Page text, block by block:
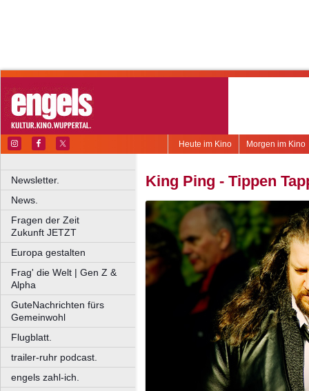
Morgen im Kino
Heute im Kino
Newsletter.
News.
Fragen der Zeit
Zukunft JETZT
Europa gestalten
Frag' die Welt | Gen Z &
Alpha
GuteNachrichten fürs
Gemeinwohl
Flugblatt.
trailer-ruhr podcast.
engels zahl-ich.
King Ping - Tippen